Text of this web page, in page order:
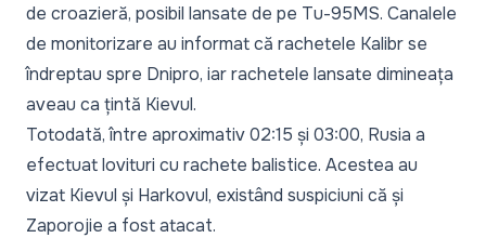
de croazieră, posibil lansate de pe Tu-95MS. Canalele
de monitorizare au informat că rachetele Kalibr se
îndreptau spre Dnipro, iar rachetele lansate dimineața
aveau ca țintă Kievul.
Totodată, între aproximativ 02:15 și 03:00, Rusia a
efectuat lovituri cu rachete balistice. Acestea au
vizat Kievul și Harkovul, existând suspiciuni că și
Zaporojie a fost atacat.